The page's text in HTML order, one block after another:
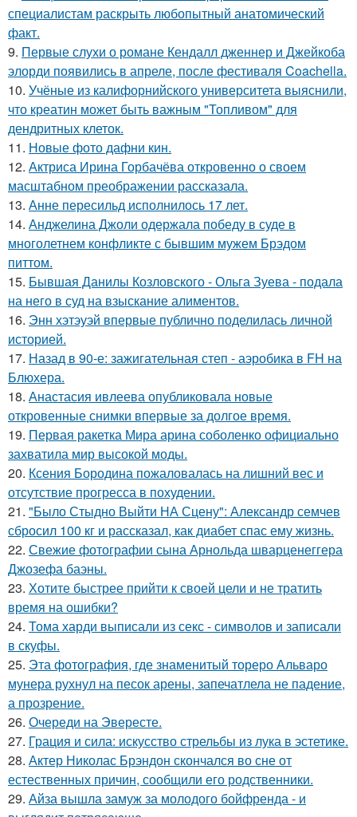
специалистам раскрыть любопытный анатомический
факт.
9. Первые слухи о романе Кендалл дженнер и Джейкоба
элорди появились в апреле, после фестиваля Coachella.
10. Учёные из калифорнийского университета выяснили,
что креатин может быть важным "Топливом" для
дендритных клеток.
11. Новые фото дафни кин.
12. Актриса Ирина Горбачёва откровенно о своем
масштабном преображении рассказала.
13. Анне пересильд исполнилось 17 лет.
14. Анджелина Джоли одержала победу в суде в
многолетнем конфликте с бывшим мужем Брэдом
питтом.
15. Бывшая Данилы Козловского - Ольга Зуева - подала
на него в суд на взыскание алиментов.
16. Энн хэтэуэй впервые публично поделилась личной
историей.
17. Назад в 90-е: зажигательная степ - аэробика в FH на
Блюхера.
18. Анастасия ивлеева опубликовала новые
откровенные снимки впервые за долгое время.
19. Первая ракетка Мира арина соболенко официально
захватила мир высокой моды.
20. Ксения Бородина пожаловалась на лишний вес и
отсутствие прогресса в похудении.
21. "Было Стыдно Выйти НА Сцену": Александр семчев
сбросил 100 кг и рассказал, как диабет спас ему жизнь.
22. Свежие фотографии сына Арнольда шварценеггера
Джозефа баэны.
23. Хотите быстрее прийти к своей цели и не тратить
время на ошибки?
24. Тома харди выписали из секс - символов и записали
в скуфы.
25. Эта фотография, где знаменитый тореро Альваро
мунера рухнул на песок арены, запечатлела не падение,
а прозрение.
26. Очереди на Эвересте.
27. Грация и сила: искусство стрельбы из лука в эстетике.
28. Актер Николас Брэндон скончался во сне от
естественных причин, сообщили его родственники.
29. Айза вышла замуж за молодого бойфренда - и